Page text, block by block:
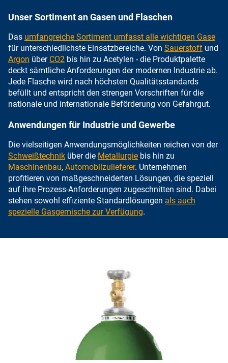
Unser Sortiment an Gasen und Flaschen
Das umfangreiche Sortiment umfasst alle wichtigen Gase
für unterschiedlichste Einsatzbereiche. Von Sauerstoff und
Argon über CO2 bis hin zu Acetylen - die Produktpalette
deckt sämtliche Anforderungen der modernen Industrie ab.
Jede Flasche wird nach höchsten Qualitätsstandards
befüllt und entspricht den strengen Vorschriften für die
nationale und internationale Beförderung von Gefahrgut.
Anwendungen für Industrie und Gewerbe
Die vielseitigen Anwendungsmöglichkeiten reichen von der
Schweißtechnik über die Metallurgie bis hin zu
Maschinenbau, Automobilzulieferer. Unternehmen
profitieren von maßgeschneiderten Lösungen, die speziell
auf ihre Prozess-Anforderungen zugeschnitten sind. Dabei
stehen sowohl effiziente Standardlösungen als auch
spezielle Gasgemische zur Verfügung.